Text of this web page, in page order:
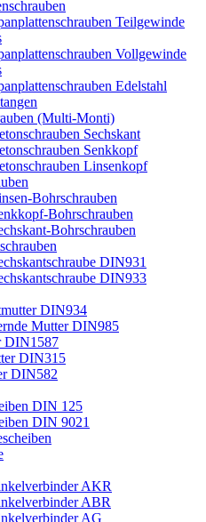
Teilgewinde
Vollgewinde
Edelstahl
(Multi-Monti)
Sechskant
Senkkopf
Linsenkopf
Bohrschrauben
Bohrschrauben
Bohrschrauben
DIN931
DIN933
DIN934
Mutter DIN985
DIN1587
DIN315
DIN582
DIN 125
DIN 9021
AKR
ABR
AG